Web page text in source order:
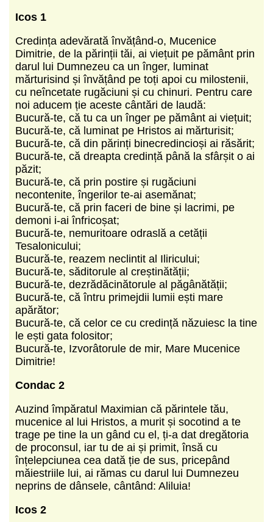
Icos 1
Credința adevărată învățând-o, Mucenice
Dimitrie, de la părinții tăi, ai viețuit pe pământ prin
darul lui Dumnezeu ca un înger, luminat
mărturisind și învățând pe toți apoi cu milostenii,
cu neîncetate rugăciuni și cu chinuri. Pentru care
noi aducem ție aceste cântări de laudă:
Bucură-te, că tu ca un înger pe pământ ai viețuit;
Bucură-te, că luminat pe Hristos ai mărturisit;
Bucură-te, că din părinți binecredincioși ai răsărit;
Bucură-te, că dreapta credință până la sfârșit o ai
păzit;
Bucură-te, că prin postire și rugăciuni
necontenite, îngerilor te-ai asemănat;
Bucură-te, că prin faceri de bine și lacrimi, pe
demoni i-ai înfricoșat;
Bucură-te, nemuritoare odraslă a cetății
Tesalonicului;
Bucură-te, reazem neclintit al Iliricului;
Bucură-te, săditorule al creștinătății;
Bucură-te, dezrădăcinătorule al păgânătății;
Bucură-te, că întru primejdii lumii ești mare
apărător;
Bucură-te, că celor ce cu credință năzuiesc la tine
le ești gata folositor;
Bucură-te, Izvorâtorule de mir, Mare Mucenice
Dimitrie!
Condac 2
Auzind împăratul Maximian că părintele tău,
mucenice al lui Hristos, a murit și socotind a te
trage pe tine la un gând cu el, ți-a dat dregătoria
de proconsul, iar tu de ai și primit, însă cu
înțelepciunea cea dată ție de sus, pricepând
măiestriile lui, ai rămas cu darul lui Dumnezeu
neprins de dânsele, cântând: Aliluia!
Icos 2